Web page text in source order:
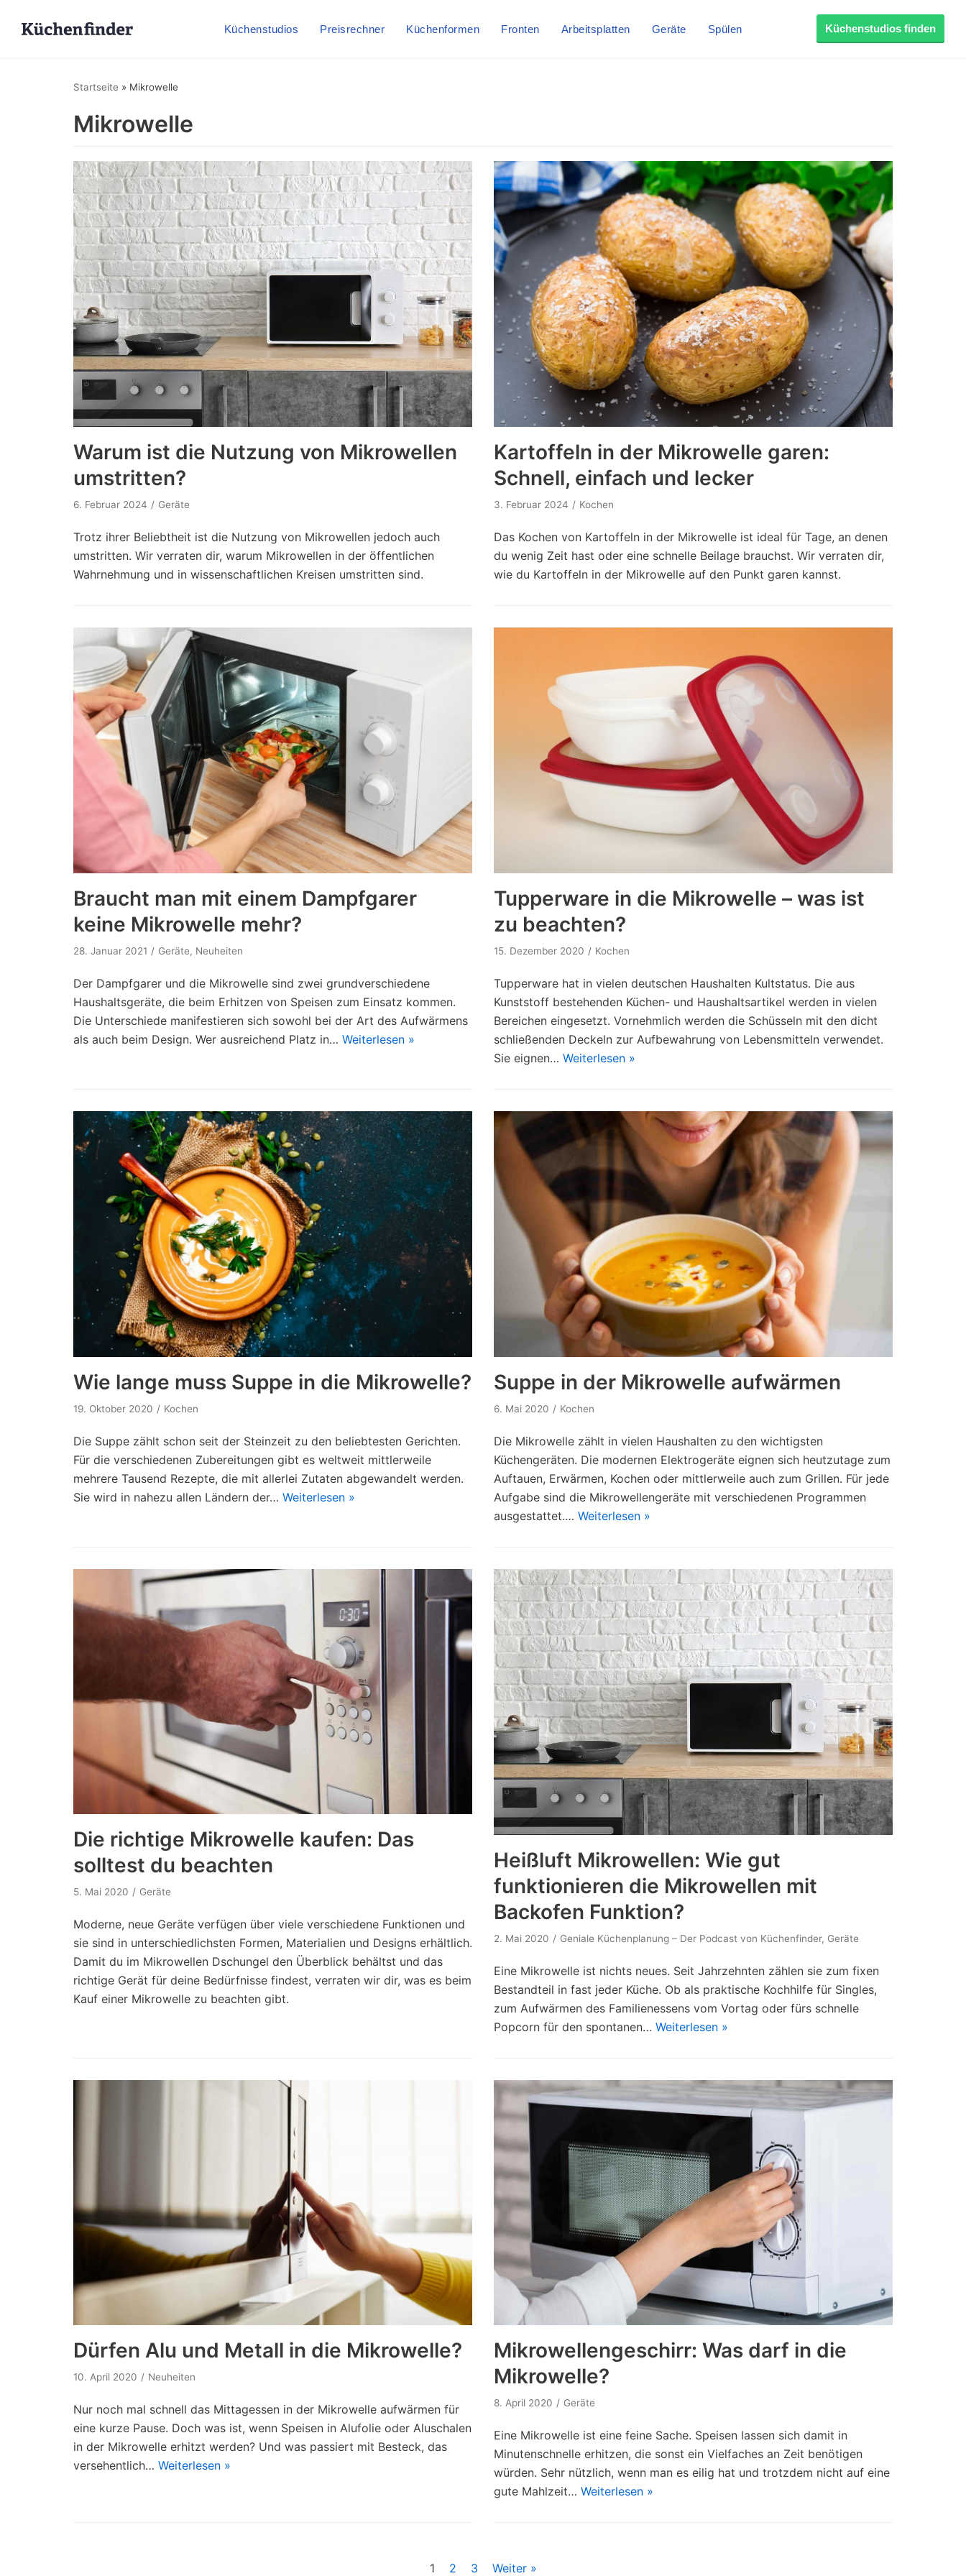
Küchenstudios Preisrechner Küchenformen Fronten Arbeitsplatten Geräte Spülen Küchenstudios finden
Startseite » Mikrowelle
Mikrowelle
Warum ist die Nutzung von Mikrowellen
umstritten?
6. Februar 2024 Geräte
Trotz ihrer Beliebtheit ist die Nutzung von Mikrowellen jedoch auch
umstritten. Wir verraten dir, warum Mikrowellen in der öffentlichen
Wahrnehmung und in wissenschaftlichen Kreisen umstritten sind.
Kartoffeln in der Mikrowelle garen:
Schnell, einfach und lecker
3. Februar 2024 Kochen
Das Kochen von Kartoffeln in der Mikrowelle ist ideal für Tage, an denen
du wenig Zeit hast oder eine schnelle Beilage brauchst. Wir verraten dir,
wie du Kartoffeln in der Mikrowelle auf den Punkt garen kannst.
Braucht man mit einem Dampfgarer
keine Mikrowelle mehr?
28. Januar 2021 Geräte, Neuheiten
Der Dampfgarer und die Mikrowelle sind zwei grundverschiedene
Haushaltsgeräte, die beim Erhitzen von Speisen zum Einsatz kommen.
Die Unterschiede manifestieren sich sowohl bei der Art des Aufwärmens
als auch beim Design. Wer ausreichend Platz in… Weiterlesen »
Tupperware in die Mikrowelle – was ist
zu beachten?
15. Dezember 2020 Kochen
Tupperware hat in vielen deutschen Haushalten Kultstatus. Die aus
Kunststoff bestehenden Küchen- und Haushaltsartikel werden in vielen
Bereichen eingesetzt. Vornehmlich werden die Schüsseln mit den dicht
schließenden Deckeln zur Aufbewahrung von Lebensmitteln verwendet.
Sie eignen… Weiterlesen »
Wie lange muss Suppe in die Mikrowelle?
19. Oktober 2020 Kochen
Die Suppe zählt schon seit der Steinzeit zu den beliebtesten Gerichten.
Für die verschiedenen Zubereitungen gibt es weltweit mittlerweile
mehrere Tausend Rezepte, die mit allerlei Zutaten abgewandelt werden.
Sie wird in nahezu allen Ländern der… Weiterlesen »
Suppe in der Mikrowelle aufwärmen
6. Mai 2020 Kochen
Die Mikrowelle zählt in vielen Haushalten zu den wichtigsten
Küchengeräten. Die modernen Elektrogeräte eignen sich heutzutage zum
Auftauen, Erwärmen, Kochen oder mittlerweile auch zum Grillen. Für jede
Aufgabe sind die Mikrowellengeräte mit verschiedenen Programmen
ausgestattet.… Weiterlesen »
Die richtige Mikrowelle kaufen: Das
solltest du beachten
5. Mai 2020 Geräte
Moderne, neue Geräte verfügen über viele verschiedene Funktionen und
sie sind in unterschiedlichsten Formen, Materialien und Designs erhältlich.
Damit du im Mikrowellen Dschungel den Überblick behältst und das
richtige Gerät für deine Bedürfnisse findest, verraten wir dir, was es beim
Kauf einer Mikrowelle zu beachten gibt.
Heißluft Mikrowellen: Wie gut
funktionieren die Mikrowellen mit
Backofen Funktion?
2. Mai 2020 Geniale Küchenplanung – Der Podcast von Küchenfinder, Geräte
Eine Mikrowelle ist nichts neues. Seit Jahrzehnten zählen sie zum fixen
Bestandteil in fast jeder Küche. Ob als praktische Kochhilfe für Singles,
zum Aufwärmen des Familienessens vom Vortag oder fürs schnelle
Popcorn für den spontanen… Weiterlesen »
Dürfen Alu und Metall in die Mikrowelle?
10. April 2020 Neuheiten
Nur noch mal schnell das Mittagessen in der Mikrowelle aufwärmen für
eine kurze Pause. Doch was ist, wenn Speisen in Alufolie oder Aluschalen
in der Mikrowelle erhitzt werden? Und was passiert mit Besteck, das
versehentlich… Weiterlesen »
Mikrowellengeschirr: Was darf in die
Mikrowelle?
8. April 2020 Geräte
Eine Mikrowelle ist eine feine Sache. Speisen lassen sich damit in
Minutenschnelle erhitzen, die sonst ein Vielfaches an Zeit benötigen
würden. Sehr nützlich, wenn man es eilig hat und trotzdem nicht auf eine
gute Mahlzeit… Weiterlesen »
1 2 3 Weiter »